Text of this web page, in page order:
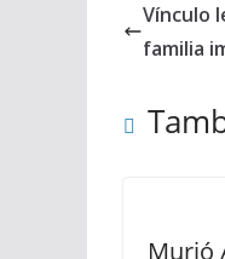
Vínculo
familia
Murió